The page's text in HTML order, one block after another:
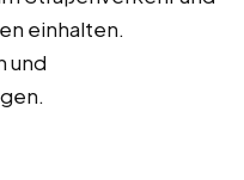
einhalten.
und